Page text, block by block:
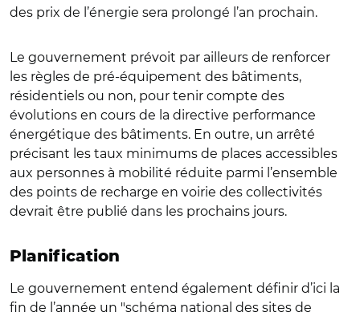
des prix de l’énergie sera prolongé l’an prochain.
Le gouvernement prévoit par ailleurs de renforcer
les règles de pré-équipement des bâtiments,
résidentiels ou non, pour tenir compte des
évolutions en cours de la directive performance
énergétique des bâtiments. En outre, un arrêté
précisant les taux minimums de places accessibles
aux personnes à mobilité réduite parmi l’ensemble
des points de recharge en voirie des collectivités
devrait être publié dans les prochains jours.
Planification
Le gouvernement entend également définir d’ici la
fin de l’année un "schéma national des sites de